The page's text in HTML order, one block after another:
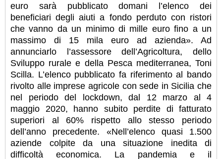
euro sarà pubblicato domani l’elenco dei
beneficiari degli aiuti a fondo perduto con ristori
che vanno da un minimo di mille euro fino a un
massimo di 15 mila euro ad azienda». Ad
annunciarlo l’assessore dell’Agricoltura, dello
Sviluppo rurale e della Pesca mediterranea, Toni
Scilla. L’elenco pubblicato fa riferimento al bando
rivolto alle imprese agricole con sede in Sicilia che
nel periodo del lockdown, dal 12 marzo al 4
maggio 2020, hanno subito perdite di fatturato
superiori al 60% rispetto allo stesso periodo
dell’anno precedente. «Nell’elenco quasi 1.500
aziende colpite da una situazione inedita di
difficoltà economica. La pandemia e il